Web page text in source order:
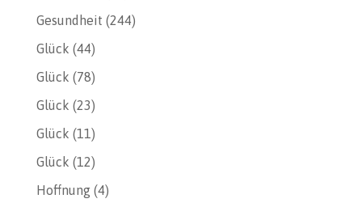
Gesundheit (244)
Glück (44)
Glück (78)
Glück (23)
Glück (11)
Glück (12)
Hoffnung(4)